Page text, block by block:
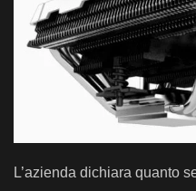
L’azienda dichiara quanto